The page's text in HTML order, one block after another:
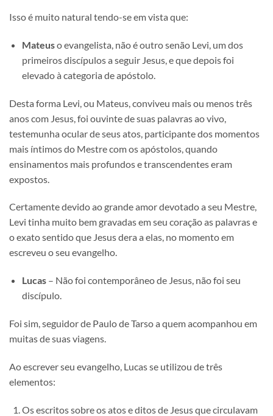
Isso é muito natural tendo-se em vista que:
Mateuso evangelista, não é outro senão Levi, um dos
primeiros discípulos a seguir Jesus, e que depois foi
elevado à categoria de apóstolo.
Desta forma Levi, ou Mateus, conviveu mais ou menos três
anos com Jesus, foi ouvinte de suas palavras ao vivo,
testemunha ocular de seus atos, participante dos momentos
mais íntimos do Mestre com os apóstolos, quando
ensinamentos mais profundos e transcendentes eram
expostos.
Certamente devido ao grande amor devotado a seu Mestre,
Levi tinha muito bem gravadas em seu coração as palavras e
o exato sentido que Jesus dera a elas, no momento em
escreveu o seu evangelho.
Lucas– Não foi contemporâneo de Jesus, não foi seu
discípulo.
Foi sim, seguidor de Paulo de Tarso a quem acompanhou em
muitas de suas viagens.
Ao escrever seu evangelho, Lucas se utilizou de três
elementos:
Os escritos sobre os atos e ditos de Jesus que circulavam